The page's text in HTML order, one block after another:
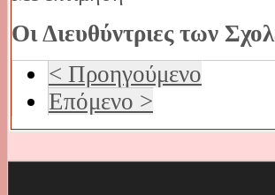
Οι Διευθύντριες των
< Προηγούμενο
Επόμενο >